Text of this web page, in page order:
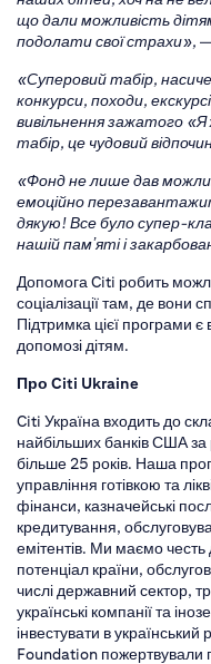
що дали можливість
подолати свої страхи»,
«Суперовий табір,
конкурси, походи,
вивільнення зажатого
табір, це чудовий
«Фонд не лише дав
емоційно
дякую! Все було супер-
нашій памʼяті і
Допомога Citi робить
соціалізації там, де вони
Підтримка цієї програми
допомозі дітям.
Про Citi Ukraine
Citi Україна входить до
найбільших банків США за
більше 25 років. Наша
управління готівкою та
фінанси, казначейські
кредитування,
емітентів. Ми маємо
потенціал країни,
числі державний сектор,
українські компанії та
інвестувати в
Foundation пожертвували